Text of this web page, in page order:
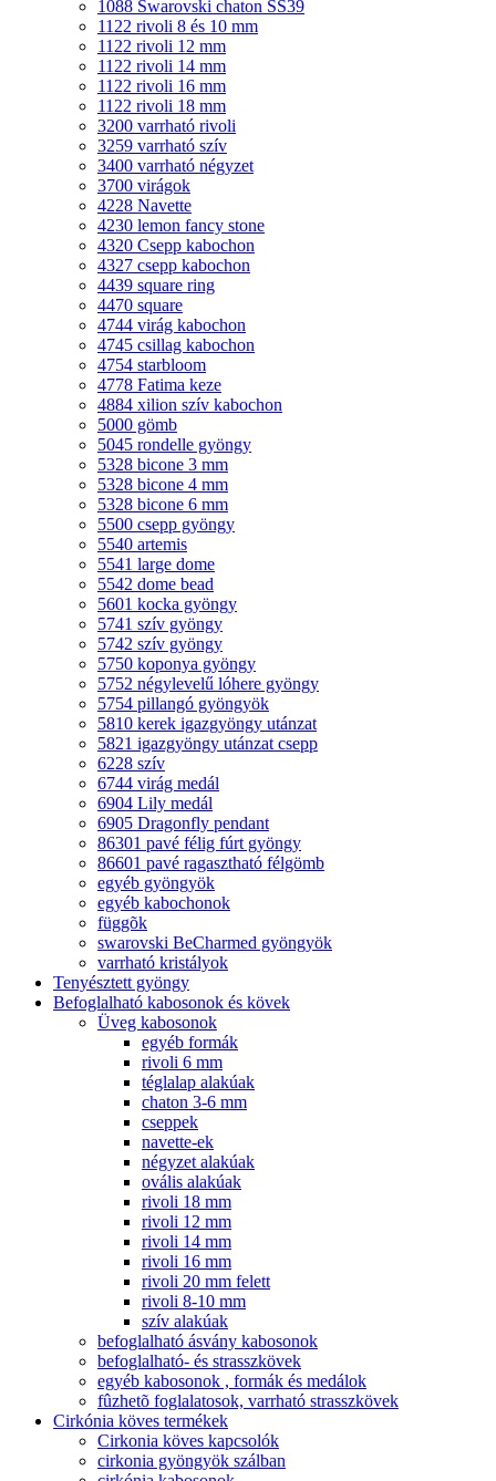
1088 Swarovski chaton SS39
1122 rivoli 8 és 10 mm
1122 rivoli 12 mm
1122 rivoli 14 mm
1122 rivoli 16 mm
1122 rivoli 18 mm
3200 varrható rivoli
3259 varrható szív
3400 varrható négyzet
3700 virágok
4228 Navette
4230 lemon fancy stone
4320 Csepp kabochon
4327 csepp kabochon
4439 square ring
4470 square
4744 virág kabochon
4745 csillag kabochon
4754 starbloom
4778 Fatima keze
4884 xilion szív kabochon
5000 gömb
5045 rondelle gyöngy
5328 bicone 3 mm
5328 bicone 4 mm
5328 bicone 6 mm
5500 csepp gyöngy
5540 artemis
5541 large dome
5542 dome bead
5601 kocka gyöngy
5741 szív gyöngy
5742 szív gyöngy
5750 koponya gyöngy
5752 négylevelű lóhere gyöngy
5754 pillangó gyöngyök
5810 kerek igazgyöngy utánzat
5821 igazgyöngy utánzat csepp
6228 szív
6744 virág medál
6904 Lily medál
6905 Dragonfly pendant
86301 pavé félig fúrt gyöngy
86601 pavé ragasztható félgömb
egyéb gyöngyök
egyéb kabochonok
függõk
swarovski BeCharmed gyöngyök
varrható kristályok
Tenyésztett gyöngy
Befoglalható kabosonok és kövek
Üveg kabosonok
egyéb formák
rivoli 6 mm
téglalap alakúak
chaton 3-6 mm
cseppek
navette-ek
négyzet alakúak
ovális alakúak
rivoli 18 mm
rivoli 12 mm
rivoli 14 mm
rivoli 16 mm
rivoli 20 mm felett
rivoli 8-10 mm
szív alakúak
befoglalható ásvány kabosonok
befoglalható- és strasszkövek
egyéb kabosonok , formák és medálok
fûzhetõ foglalatosok, varrható strasszkövek
Cirkónia köves termékek
Cirkonia köves kapcsolók
cirkonia gyöngyök szálban